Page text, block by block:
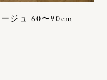
ジュ 60〜90cm